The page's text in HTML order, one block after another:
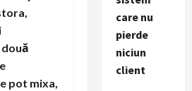
pot mixa,
care nu
pierde
niciun
client